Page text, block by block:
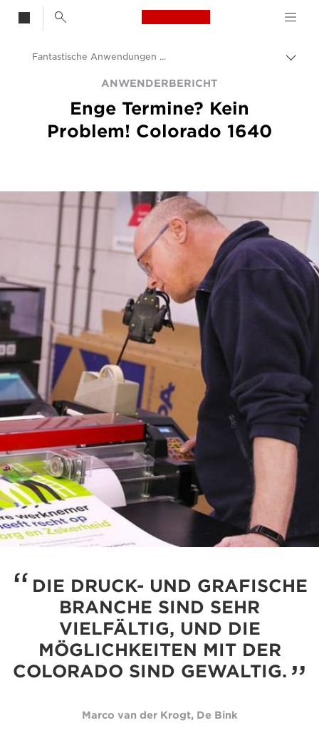
Canon Logo, back
Auf
Lösungen & Dienstleistungen
Business-Insights - B2B & Branchen-News
Fantastische Anwendungen mit der Colorado 1640 – Anwenderbericht
ANWENDERBERICHT
Enge Termine? Kein
Problem! Colorado 1640
DIE DRUCK- UND GRAFISCHE
BRANCHE SIND SEHR
VIELFÄLTIG, UND DIE
MÖGLICHKEITEN MIT DER
COLORADO SIND GEWALTIG.
Marco van der Krogt, De Bink